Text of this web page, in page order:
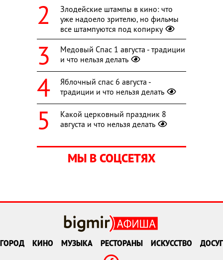
Злодейские штампы в кино: что
уже надоело зрителю, но фильмы
все штампуются под копирку
Медовый Спас 1 августа - традиции
и что нельзя делать
Яблочный спас 6 августа -
традиции и что нельзя делать
Какой церковный праздник 8
августа и что нельзя делать
МЫ В СОЦСЕТЯХ
ГОРОД КИНО МУЗЫКА РЕСТОРАНЫ ИСКУССТВО ДОСУГ